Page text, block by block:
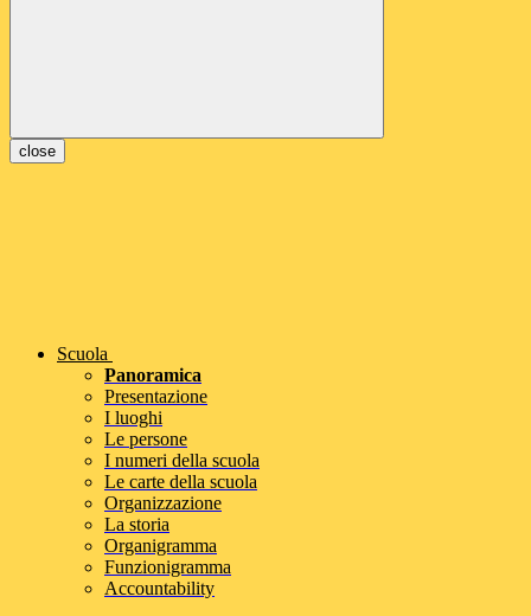
close
Scuola
Panoramica
Presentazione
I luoghi
Le persone
I numeri della scuola
Le carte della scuola
Organizzazione
La storia
Organigramma
Funzionigramma
Accountability